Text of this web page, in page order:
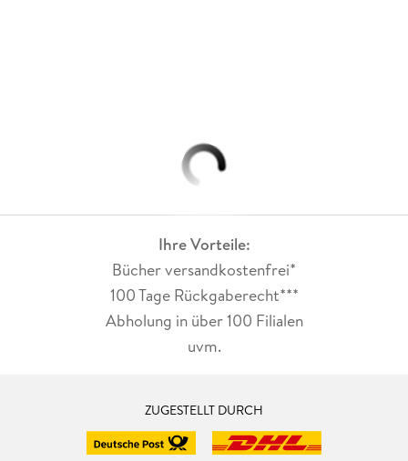
Ihre Vorteile:
Bücher versandkostenfrei*
100 Tage Rückgaberecht***
Abholung in über 100 Filialen
uvm.
ZUGESTELLT DURCH